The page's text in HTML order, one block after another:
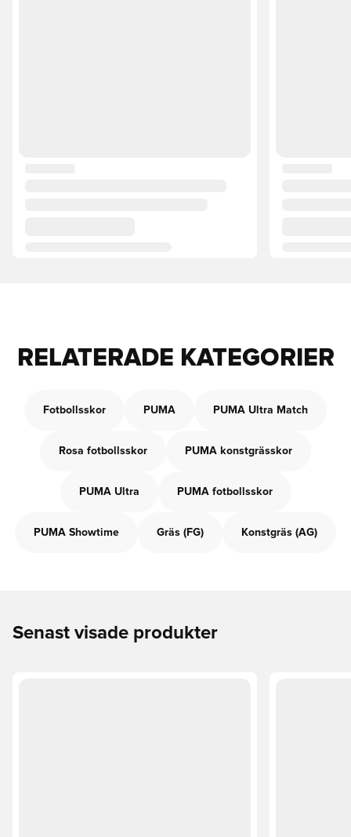
RELATERADE KATEGORIER
Fotbollsskor PUMA PUMA Ultra Match
Rosa fotbollsskor PUMA konstgrässkor
PUMA Ultra PUMA fotbollsskor
PUMA Showtime Gräs (FG) Konstgräs (AG)
Senast visade produkter